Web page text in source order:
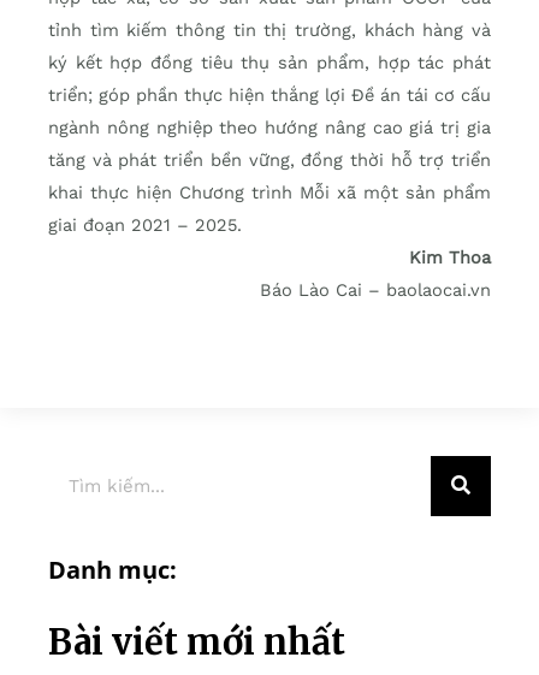
tỉnh tìm kiếm thông tin thị trường, khách hàng và
ký kết hợp đồng tiêu thụ sản phẩm, hợp tác phát
triển; góp phần thực hiện thắng lợi Đề án tái cơ cấu
ngành nông nghiệp theo hướng nâng cao giá trị gia
tăng và phát triển bền vững, đồng thời hỗ trợ triển
khai thực hiện Chương trình Mỗi xã một sản phẩm
giai đoạn 2021 – 2025.
Kim Thoa
Báo Lào Cai – baolaocai.vn
Danh mục:
Bài viết mới nhất